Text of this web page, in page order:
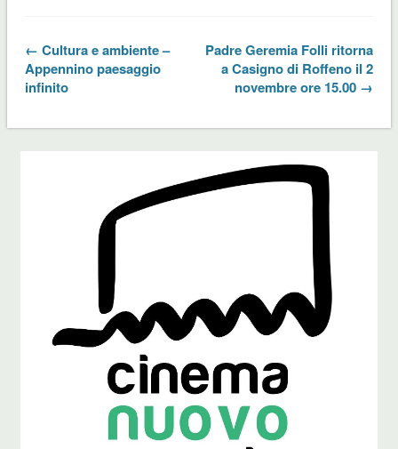
← Cultura e ambiente –
Appennino paesaggio
infinito
Padre Geremia Folli ritorna
a Casigno di Roffeno il 2
novembre ore 15.00 →